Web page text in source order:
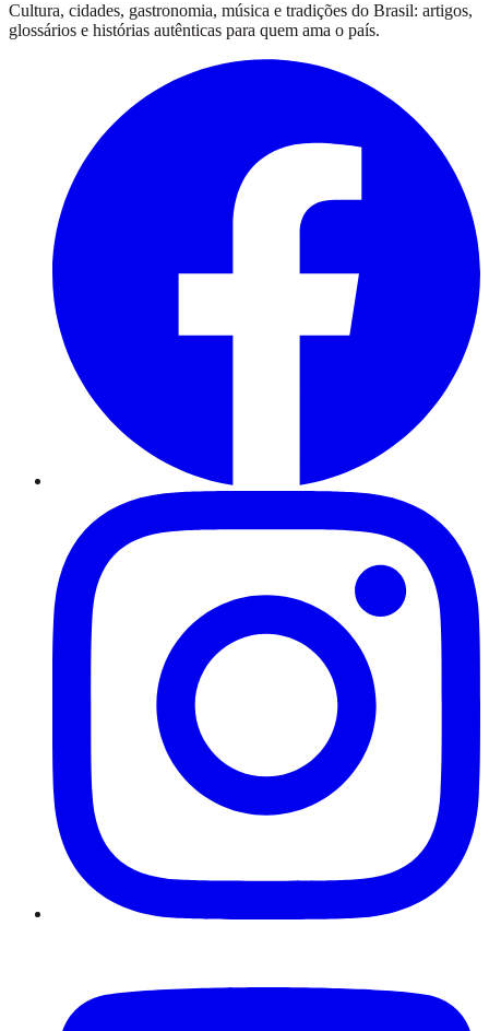
Cultura, cidades, gastronomia, música e tradições do Brasil: artigos,
glossários e histórias autênticas para quem ama o país.